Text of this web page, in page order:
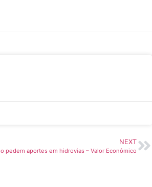
NEXT
pedem aportes em hidrovias – Valor Econômico